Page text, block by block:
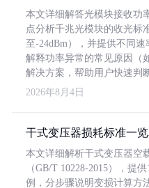
本文详细解答光模块接收功
点分析千兆光模块的收光标
至-24dBm），并提供不同
解释功率异常的常见原因（
解决方案，帮助用户快速判
2026年8月4日
干式变压器损耗标准一
本文详细解析干式变压器空
（GB/T 10228-2015），提
例，分步骤说明变损计算方